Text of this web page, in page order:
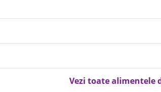
Vezi toate alimentele